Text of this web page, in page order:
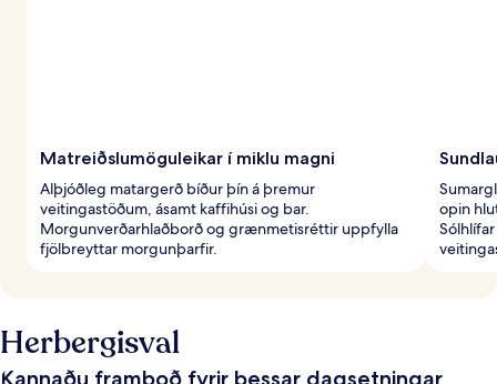
Matreiðslumöguleikar í miklu magni
Alþjóðleg matargerð bíður þín á þremur
veitingastöðum, ásamt kaffihúsi og bar.
Morgunverðarhlaðborð og grænmetisréttir uppfylla
fjölbreyttar morgunþarfir.
opin
Herbergisval
Kannaðu framboð fyrir þessar dagsetningar